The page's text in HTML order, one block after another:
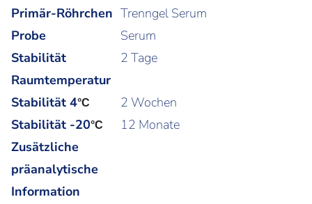
Primär-Röhrchen Trenngel Serum
Probe
Serum
Stabilität
Raumtemperatur
2 Tage
Stabilität 4°C
2 Wochen
Stabilität -20°C
12 Monate
Zusätzliche
präanalytische
Information